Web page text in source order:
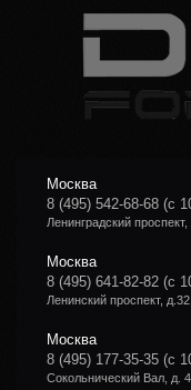
Москва
8 (495) 542-68-68 (с
Ленинградский проспект,
Москва
8 (495) 641-82-82 (с
Ленинский проспект, д.32,
Москва
8 (495) 177-35-35 (с
Сокольнический Вал, д.